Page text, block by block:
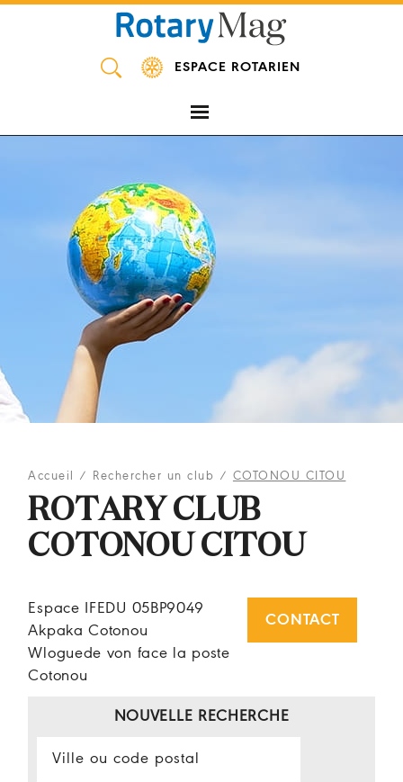
ESPACE ROTARIEN
Accueil / Rechercher un club / COTONOU CITOU
ROTARY CLUB
COTONOU CITOU
Espace IFEDU 05BP9049
Akpaka Cotonou
Wloguede von face la poste
Cotonou
CONTACT
NOUVELLE RECHERCHE
Panneau de gestion des cookies